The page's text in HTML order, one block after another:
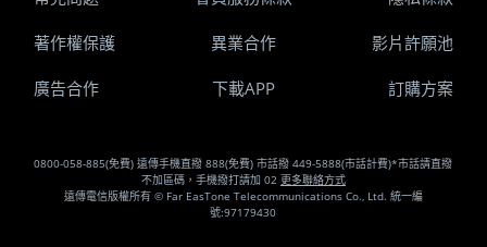
0800-058-885(免費) 遠傳手機直撥 888(免費) 市話撥 449-5888(市話計費)*市話請直撥
不加區碼，手機撥打請加 02 更多聯絡方式
遠傳電信版權所有 © Far EasTone Telecommunications Co., Ltd. 統一編
號:97179430
著作權保護 異業合作 影片許願池
廣告合作 下載APP 訂購方案